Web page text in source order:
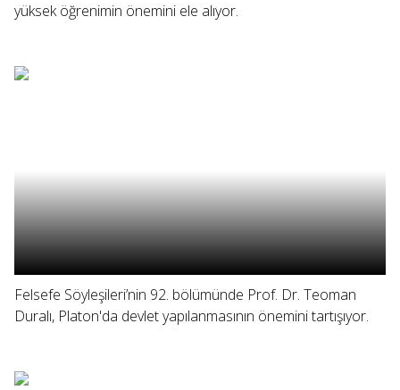
yüksek öğrenimin önemini ele alıyor.
Felsefe Söyleşileri’nin 92. bölümünde Prof. Dr. Teoman
Duralı, Platon'da devlet yapılanmasının önemini tartışıyor.